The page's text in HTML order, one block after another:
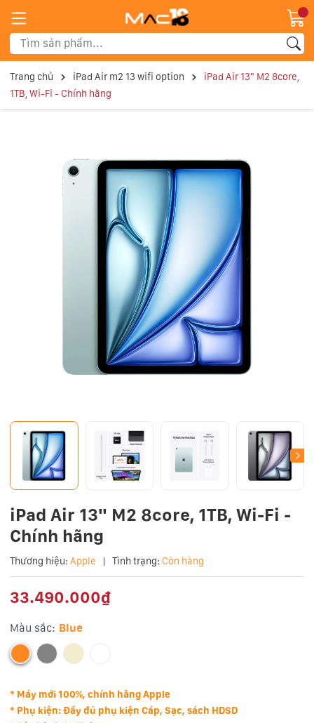
Trang chủ iPad Air m2 13 wifi option
iPad Air 13" M2 8core,
1TB, Wi-Fi - Chính hãng
iPad Air 13" M2 8core, 1TB, Wi-Fi -
Chính hãng
Thương hiệu: Apple | Tình trạng: Còn hàng
33.490.000₫
Màu sắc: Blue
* Máy mới 100%, chính hãng Apple
* Phụ kiện: Đầy đủ phụ kiện Cáp, Sạc, sách HDSD